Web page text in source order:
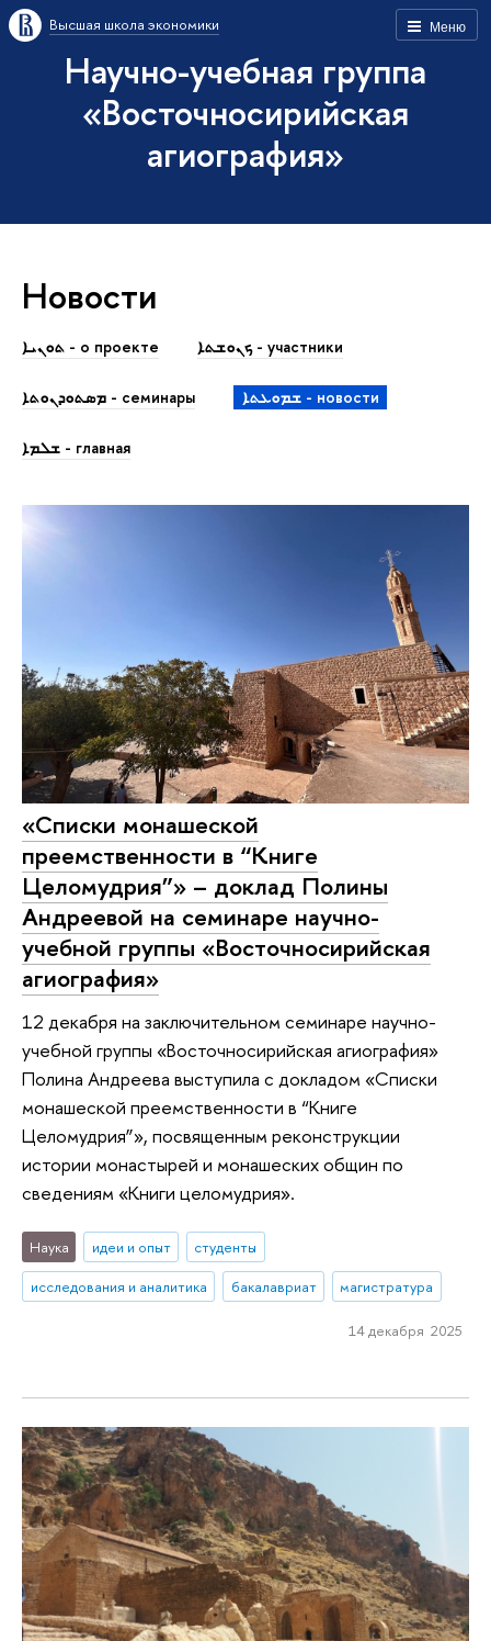
Меню
Высшая школа экономики
Научно-учебная группа
«Восточносирийская
агиография»
Новости
ܬܘܢܝܐ - о проекте ܟܢܘܫܬܐ - участники
ܡܣܬܘܕܢܘܬܐ - семинары ܫܡܘܥܬܐ - новости
ܫܠܡܐ - главная
«Списки монашеской
преемственности в “Книге
Целомудрия”» – доклад Полины
Андреевой на семинаре научно-
учебной группы «Восточносирийская
агиография»
12 декабря на заключительном семинаре научно-
учебной группы «Восточносирийская агиография»
Полина Андреева выступила с докладом «Списки
монашеской преемственности в “Книге
Целомудрия”», посвященным реконструкции
истории монастырей и монашеских общин по
сведениям «Книги целомудрия».
Наука идеи и опыт
студенты
исследования и аналитика
бакалавриат магистратура
14 декабря 2025